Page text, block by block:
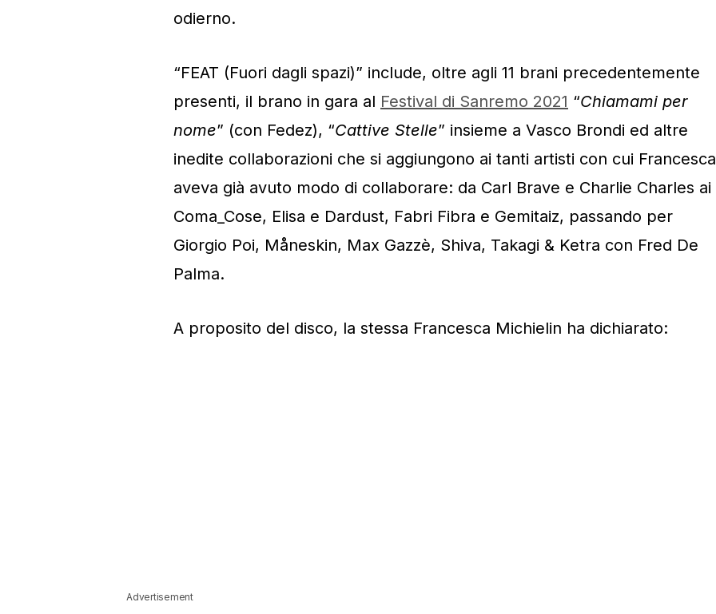
odierno.
“FEAT (Fuori dagli spazi)” include, oltre agli 11 brani precedentemente
presenti, il brano in gara al Festival di Sanremo 2021 “Chiamami per
nome” (con Fedez), “Cattive Stelle” insieme a Vasco Brondi ed altre
inedite collaborazioni che si aggiungono ai tanti artisti con cui Francesca
aveva già avuto modo di collaborare: da Carl Brave e Charlie Charles ai
Coma_Cose, Elisa e Dardust, Fabri Fibra e Gemitaiz, passando per
Giorgio Poi, Måneskin, Max Gazzè, Shiva, Takagi & Ketra con Fred De
Palma.
A proposito del disco, la stessa Francesca Michielin ha dichiarato:
Advertisement